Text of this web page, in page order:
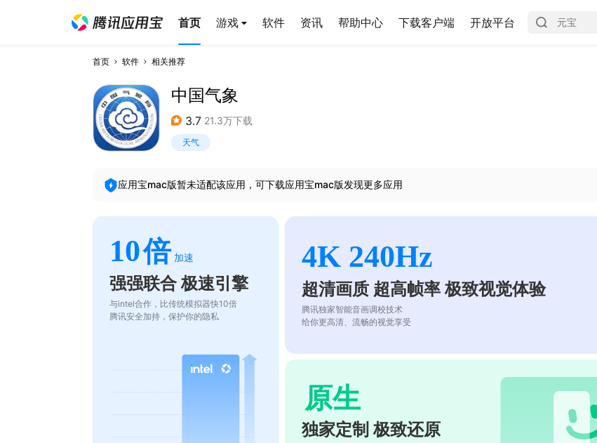
首页 游戏 软件 资讯 帮助中心 下载客户端 开放平台
首页 软件 相关推荐
中国气象
3.7 21.3万下载
天气
应用宝mac版暂未适配该应用，可下载应用宝mac版发现更多应用
10倍 加速
强强联合 极速引擎
与intel合作，比传统模拟器快10倍
腾讯安全加持，保护你的隐私
4K 240Hz
超清画质 超高帧率 极致视觉体验
腾讯独家智能音画调校技术
给你更高清、流畅的视觉享受
原生
独家定制 极致还原